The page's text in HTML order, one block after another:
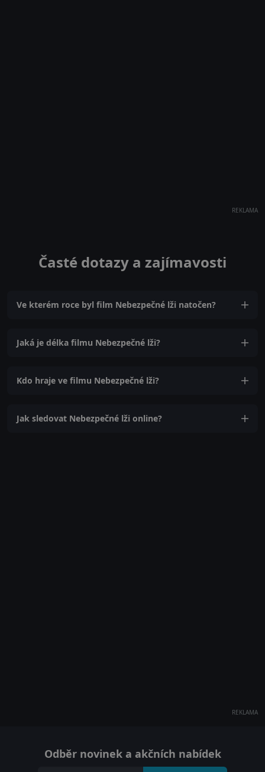
REKLAMA
Časté dotazy a zajímavosti
Ve kterém roce byl film Nebezpečné lži natočen?
Jaká je délka filmu Nebezpečné lži?
Kdo hraje ve filmu Nebezpečné lži?
Jak sledovat Nebezpečné lži online?
REKLAMA
Odběr novinek a akčních nabídek